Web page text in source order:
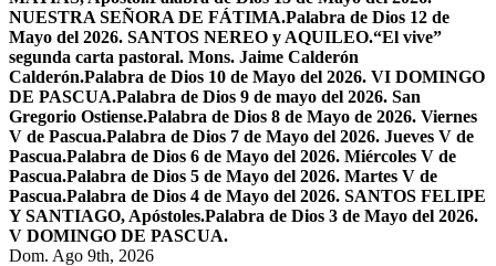
NUESTRA SEÑORA DE FÁTIMA.Palabra de Dios 12 de
Mayo del 2026. SANTOS NEREO y AQUILEO.“El vive”
segunda carta pastoral. Mons. Jaime Calderón
Calderón.Palabra de Dios 10 de Mayo del 2026. VI DOMINGO
DE PASCUA.Palabra de Dios 9 de mayo del 2026. San
Gregorio Ostiense.Palabra de Dios 8 de Mayo de 2026. Viernes
V de Pascua.Palabra de Dios 7 de Mayo del 2026. Jueves V de
Pascua.Palabra de Dios 6 de Mayo del 2026. Miércoles V de
Pascua.Palabra de Dios 5 de Mayo del 2026. Martes V de
Pascua.Palabra de Dios 4 de Mayo del 2026. SANTOS FELIPE
Y SANTIAGO, Apóstoles.Palabra de Dios 3 de Mayo del 2026.
V DOMINGO DE PASCUA.
Dom. Ago 9th, 2026